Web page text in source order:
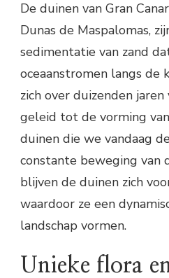
De duinen van Gran
Dunas de Maspalomas,
sedimentatie van zand
oceaanstromen langs de
zich over duizenden
geleid tot de vorming
duinen die we vandaag
constante beweging van
blijven de duinen zich
waardoor ze een
landschap vormen.
Unieke flora